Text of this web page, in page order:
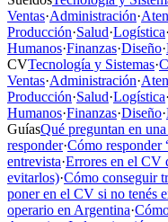
Ventas·Administración·
Producción·Salud·Logística·
Humanos·Finanzas·Diseño·
CVTecnología y Sistemas·
Ventas·Administración·
Producción·Salud·Logística·
Humanos·Finanzas·Diseño·
GuíasQué preguntan en
responder·Cómo responder
entrevista·Errores en el CV
evitarlos)·Cómo conseguir
poner en el CV si no tenés
operario en Argentina·